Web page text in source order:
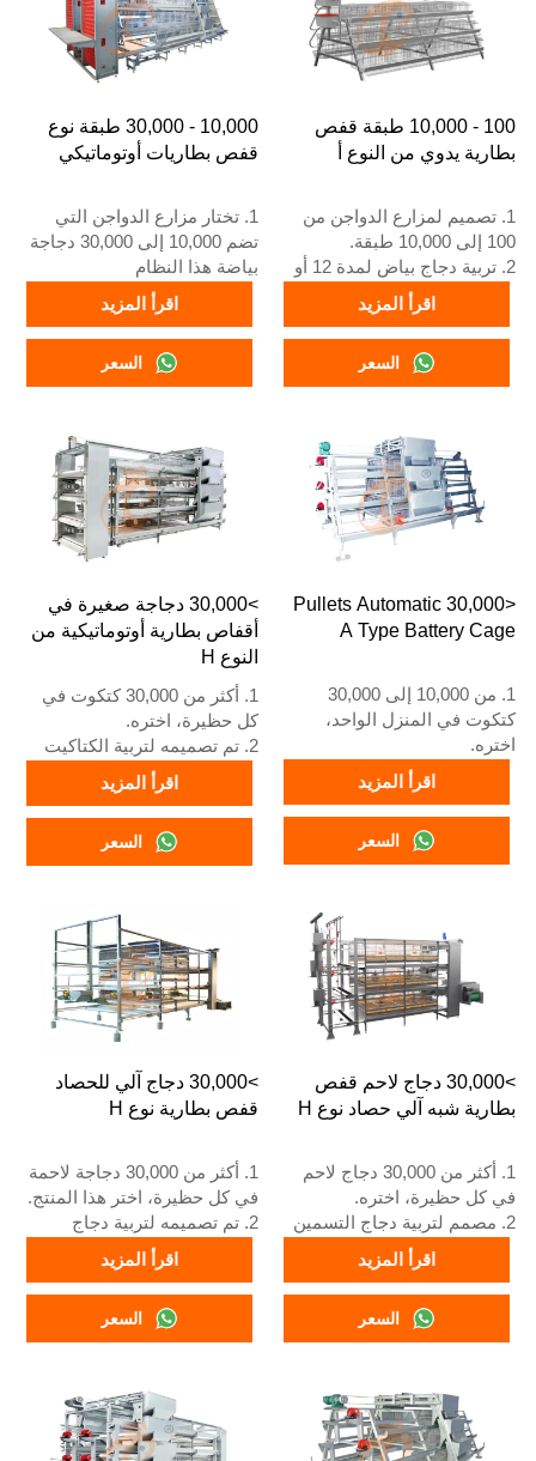
10,000 - 30,000 طبقة نوع
قفص بطاريات أوتوماتيكي
1. تختار مزارع الدواجن التي
تضم 10,000 إلى 30,000 دجاجة
بياضة هذا النظام
2. يبدأ دجاج البياض البالغ في
وضع البيض عند 16 أسبوعًا
3. عمره الافتراضي أكثر من 25
4. خدمة الاستقبال عبر الإنترنت
اقرأ المزيد
السعر
100 - 10,000 طبقة قفص
بطارية يدوي من النوع أ
1. تصميم لمزارع الدواجن من
100 إلى 10,000 طبقة.
2. تربية دجاج بياض لمدة 12 أو
عامًا.
عبر الواتساب رقم
8111199996
اقرأ المزيد
السعر
>30,000 دجاجة صغيرة في
أقفاص بطارية أوتوماتيكية من
النوع H
1. أكثر من 30,000 كتكوت في
كل حظيرة، اختره.
2. تم تصميمه لتربية الكتاكيت
إلى 16 أسبوعًا عندما تبدأ في
وضع البيض.
عامًا.
اصطناعي Vcloud، وخزانة تحكم
كهربائية، ومعدات أوتوماتيكية
للشرب، والتغذية، وتنظيف
السماد، وجمع البيض يدويًا.
5. رقم WhatsApp الخاص بنا
هو +8618830120193
اقرأ المزيد
السعر
<30,000 Pullets Automatic
A Type Battery Cage
1. من 10,000 إلى 30,000
كتكوت في المنزل الواحد،
اختره.
2. تم تصميمه لتربية الكتاكيت
إلى 16 أسبوعًا عندما تبدأ في
وضع البيض.
3. عمره الافتراضي أكثر من 25
4. هيكله عبارة عن اندماج ذكاء
اصطناعي Vcloud، وخزانة تحكم
كهربائية، ومعدات أوتوماتيكية
للشرب والتغذية وتنظيف
السماد، وجمع يدوي.
هو +86 18830120193.
اقرأ المزيد
السعر
>30,000 دجاج آلي للحصاد
قفص بطارية نوع H
1. أكثر من 30,000 دجاجة لاحمة
في كل حظيرة، اختر هذا المنتج.
2. تم تصميمه لتربية دجاج
التسمين من عمر يوم واحد إلى
45 يومًا حتى يصبح جاهزًا
للسوق.
عامًا.
للاستقبال على مدار 24 ساعة
هو +8618830120193، +234
8111199996.
اقرأ المزيد
السعر
>30,000 دجاج لاحم قفص
بطارية شبه آلي حصاد نوع H
1. أكثر من 30,000 دجاج لاحم
في كل حظيرة، اختره.
2. مصمم لتربية دجاج التسمين
حتى يصبح جاهزًا للسوق.
3. عمره الافتراضي أكثر من 20
4. رقم الواتساب الخاص بخدمة
هو +8618830120193، +234
8111199996.
اقرأ المزيد
السعر